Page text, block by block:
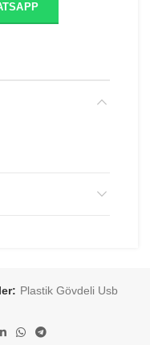
Plastik Gövdeli Usb